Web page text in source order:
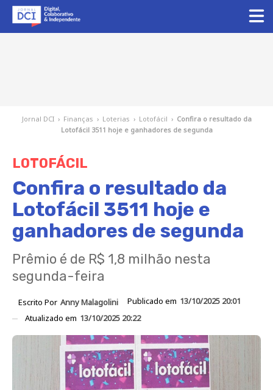
Jornal DCI › Finanças › Loterias › Lotofácil › Confira o resultado da
Lotofácil 3511 hoje e ganhadores de segunda
LOTOFÁCIL
Confira o resultado da
Lotofácil 3511 hoje e
ganhadores de segunda
Prêmio é de R$ 1,8 milhão nesta
segunda-feira
Escrito Por Anny Malagolini Publicado em 13/10/2025 20:01
Atualizado em 13/10/2025 20:22